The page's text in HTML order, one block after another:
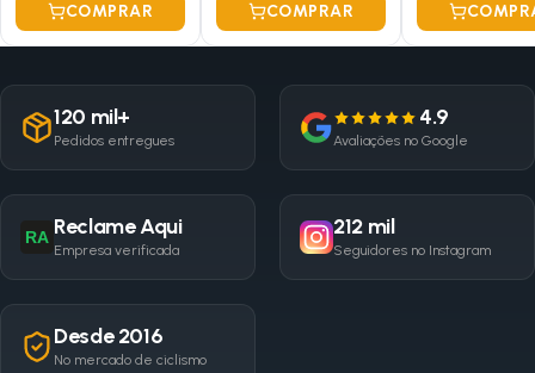
COMPRAR COMPRAR
120 mil+
Pedidos entregues
4.9
Avaliações no Google
RA Reclame Aqui
Empresa verificada
212 mil
Seguidores no Instagram
Desde 2016
No mercado de ciclismo